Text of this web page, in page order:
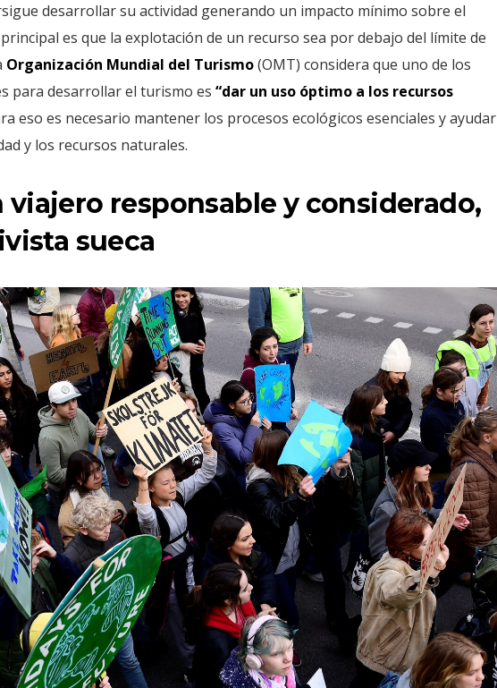
desarrollar su actividad generando un impacto mínimo sobre el
es que la explotación de un recurso sea por debajo del límite de
Organización Mundial del Turismo(OMT) considera que uno de los
para desarrollar el turismo es “dar un uso óptimo a los recursos
eso es necesario mantener los procesos ecológicos esenciales y ayudar
y los recursos naturales.
viajero responsable y considerado,
sueca